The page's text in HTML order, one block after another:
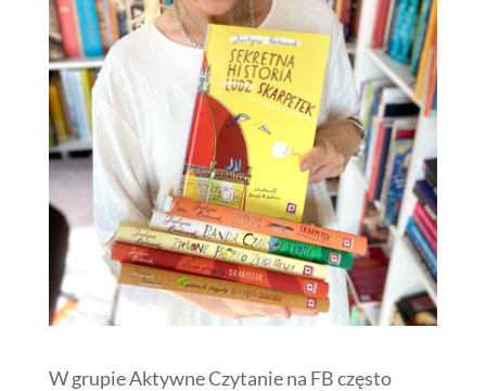
W grupie Aktywne Czytanie na FB często